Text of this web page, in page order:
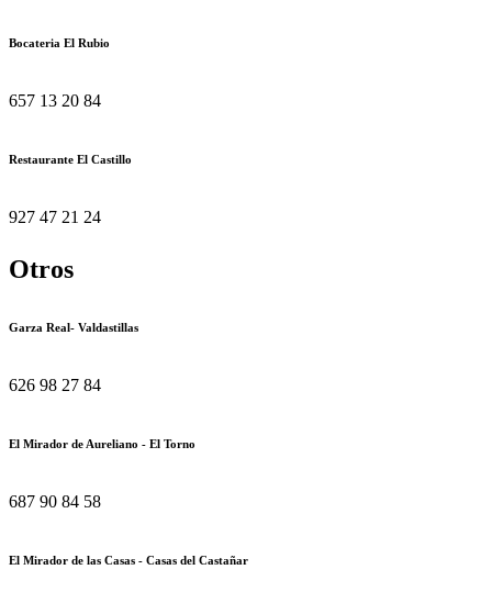
Bocateria El Rubio
657 13 20 84
Restaurante El Castillo
927 47 21 24
Otros
Garza Real- Valdastillas
626 98 27 84
El Mirador de Aureliano - El Torno
687 90 84 58
El Mirador de las Casas - Casas del Castañar